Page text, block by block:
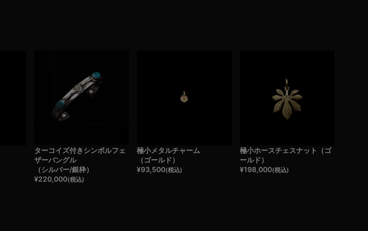
ターコイズ付きシンボルフェ
ザーバングル
（シルバー/銀枠）
¥220,000(税込)
極小メタルチャーム
（ゴールド）
¥93,500(税込)
極小ホースチェスナット（ゴ
ールド）
¥198,000(税込)